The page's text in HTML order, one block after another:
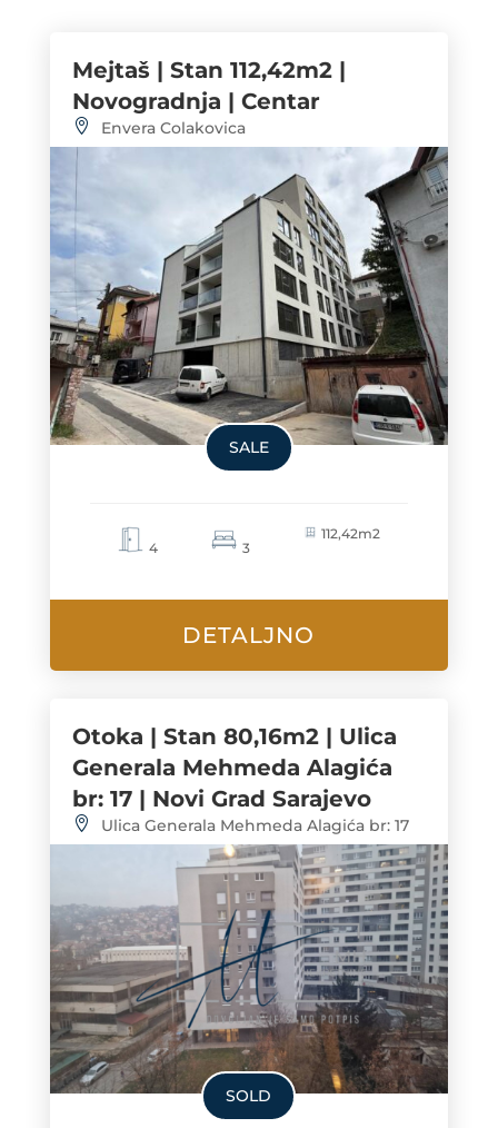
Mejtaš | Stan 112,42m2 |
Novogradnja | Centar
Envera Colakovica
SALE
4 3
112,42m2
DETALJNO
Otoka | Stan 80,16m2 | Ulica
Generala Mehmeda Alagića
br: 17 | Novi Grad Sarajevo
Ulica Generala Mehmeda Alagića br: 17
SOLD